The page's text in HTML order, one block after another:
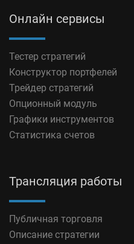
Онлайн сервисы
Тестер стратегий
Конструктор портфелей
Трейдер стратегий
Опционный модуль
Графики инструментов
Статистика счетов
Трансляция работы
Публичная торговля
Описание стратегии